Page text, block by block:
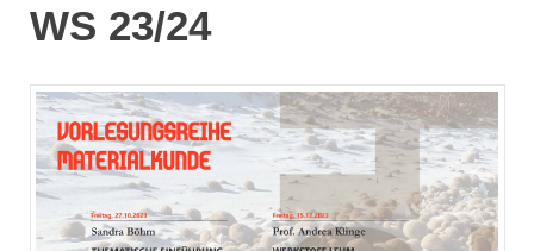
WS 23/24